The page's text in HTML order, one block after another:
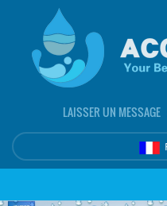
LAISSER UN MESSAGE